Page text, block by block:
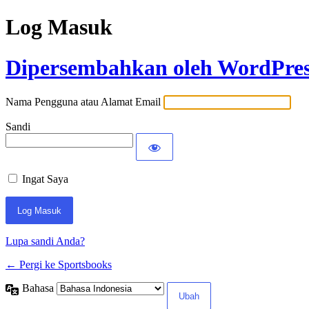
Log Masuk
Dipersembahkan oleh
Nama Pengguna atau Alamat Email
Sandi
Ingat Saya
Lupa sandi Anda?
← Pergi ke Sportsbooks
Bahasa